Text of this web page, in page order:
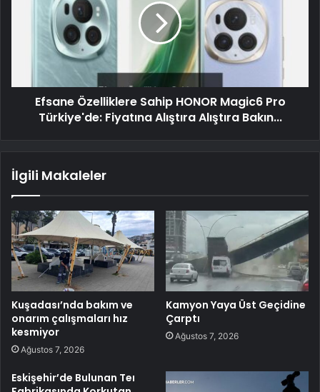
Efsane Özelliklere Sahip HONOR Magic6 Pro
Türkiye'de: Fiyatına Alıştıra Alıştıra Bakın...
İlgili Makaleler
Kuşadası’nda bakım ve
onarım çalışmaları hız
kesmiyor
Ağustos 7, 2026
Kamyon Yaya Üst Geçidine
Çarptı
Ağustos 7, 2026
Eskişehir’de Bulunan Teı